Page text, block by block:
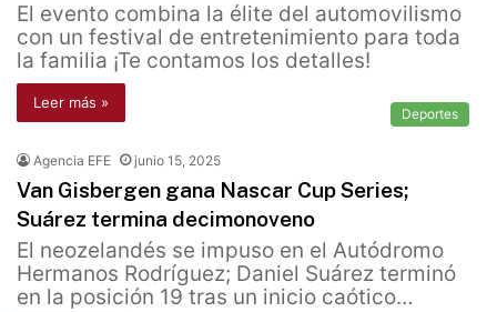
El evento combina la élite del automovilismo
con un festival de entretenimiento para toda
la familia ¡Te contamos los detalles!
Leer más »
Deportes
Agencia EFE junio 15, 2025
Van Gisbergen gana Nascar Cup Series;
Suárez termina decimonoveno
El neozelandés se impuso en el Autódromo
Hermanos Rodríguez; Daniel Suárez terminó
en la posición 19 tras un inicio caótico…